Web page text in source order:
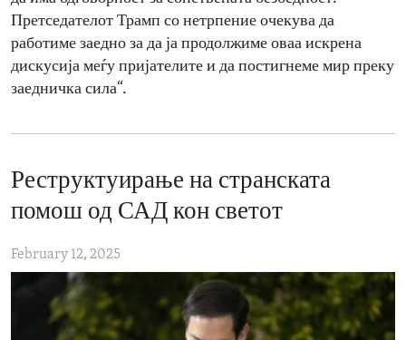
Претседателот Трамп со нетрпение очекува да
работиме заедно за да ја продолжиме оваа искрена
дискусија меѓу пријателите и да постигнеме мир преку
заедничка сила“.
Реструктуирање на странската
помош од САД кон светот
February 12, 2025